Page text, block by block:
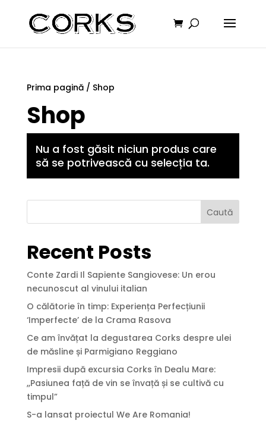
Prima pagină/ Shop
Shop
Nu a fost găsit niciun produs care
să se potrivească cu selecția ta.
Caută
Recent Posts
Conte Zardi Il Sapiente Sangiovese: Un erou
necunoscut al vinului italian
O călătorie în timp: Experiența Perfecțiunii
‘Imperfecte’ de la Crama Rasova
Ce am învățat la degustarea Corks despre ulei
de măsline și Parmigiano Reggiano
Impresii după excursia Corks în Dealu Mare:
,,Pasiunea față de vin se învață și se cultivă cu
timpul”
S-a lansat proiectul We Are Romania!